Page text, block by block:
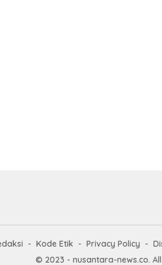
Kode Etik Privacy Policy
© 2023 - nusantara-news.co.